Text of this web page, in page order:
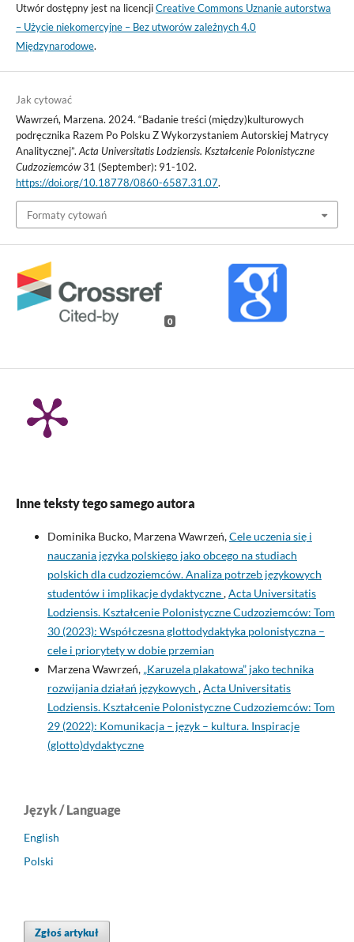
Utwór dostępny jest na licencjiCreative Commons Uznanie autorstwa
– Użycie niekomercyjne – Bez utworów zależnych 4.0
Międzynarodowe.
Jak cytować
Wawrzeń, Marzena. 2024. “Badanie treści (między)kulturowych
podręcznika Razem Po Polsku Z Wykorzystaniem Autorskiej Matrycy
Analitycznej”.Acta Universitatis Lodziensis. Kształcenie Polonistyczne
Cudzoziemców31 (September): 91-102.
https://doi.org/10.18778/0860-6587.31.07.
Formaty cytowań
0
Inne teksty tego samego autora
Dominika Bucko, Marzena Wawrzeń,Cele uczenia się i
nauczania języka polskiego jako obcego na studiach
polskich dla cudzoziemców. Analiza potrzeb językowych
studentów i implikacje dydaktyczne,Acta Universitatis
Lodziensis. Kształcenie Polonistyczne Cudzoziemców: Tom
30 (2023): Współczesna glottodydaktyka polonistyczna –
cele i priorytety w dobie przemian
Marzena Wawrzeń, „Karuzela plakatowa” jako technika
rozwijania działań językowych ,Acta Universitatis
Lodziensis. Kształcenie Polonistyczne Cudzoziemców: Tom
29 (2022): Komunikacja – język – kultura. Inspiracje
(glotto)dydaktyczne
Język / Language
English
Polski
Zgłoś artykuł